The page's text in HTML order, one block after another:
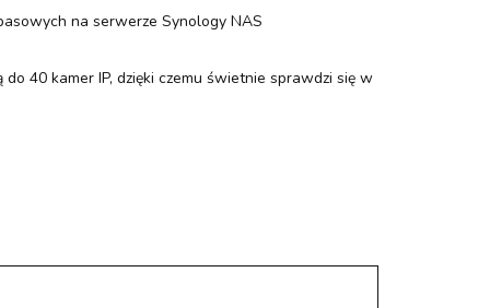
na serwerze Synology NAS
40 kamer IP, dzięki czemu świetnie sprawdzi się w